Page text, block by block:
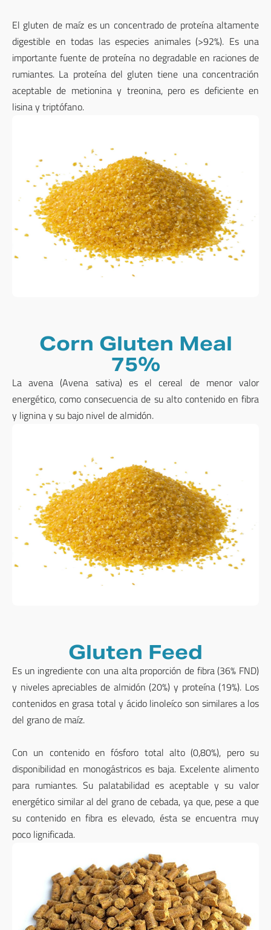
El gluten de maíz es un concentrado de proteína altamente
digestible en todas las especies animales (>92%). Es una
importante fuente de proteína no degradable en raciones de
rumiantes. La proteína del gluten tiene una concentración
aceptable de metionina y treonina, pero es deficiente en
lisina y triptófano.
Corn Gluten Meal
75%
La avena (Avena sativa) es el cereal de menor valor
energético, como consecuencia de su alto contenido en fibra
y lignina y su bajo nivel de almidón.
Gluten Feed
Es un ingrediente con una alta proporción de fibra (36% FND)
y niveles apreciables de almidón (20%) y proteína (19%). Los
contenidos en grasa total y ácido linoleíco son similares a los
del grano de maíz.
Con un contenido en fósforo total alto (0,80%), pero su
disponibilidad en monogástricos es baja. Excelente alimento
para rumiantes. Su palatabilidad es aceptable y su valor
energético similar al del grano de cebada, ya que, pese a que
su contenido en fibra es elevado, ésta se encuentra muy
poco lignificada.